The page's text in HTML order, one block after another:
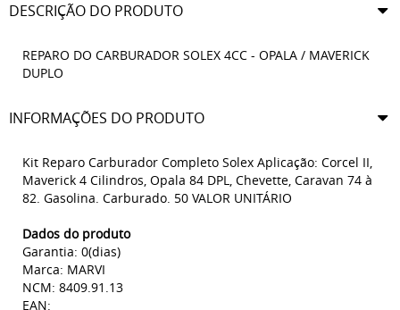
DESCRIÇÃO DO PRODUTO
REPARO DO CARBURADOR SOLEX 4CC - OPALA / MAVERICK
DUPLO
INFORMAÇÕES DO PRODUTO
Kit Reparo Carburador Completo Solex Aplicação: Corcel II,
Maverick 4 Cilindros, Opala 84 DPL, Chevette, Caravan 74 à
82. Gasolina. Carburado. 50 VALOR UNITÁRIO
Dados do produto
Garantia: 0(dias)
Marca: MARVI
NCM: 8409.91.13
EAN: